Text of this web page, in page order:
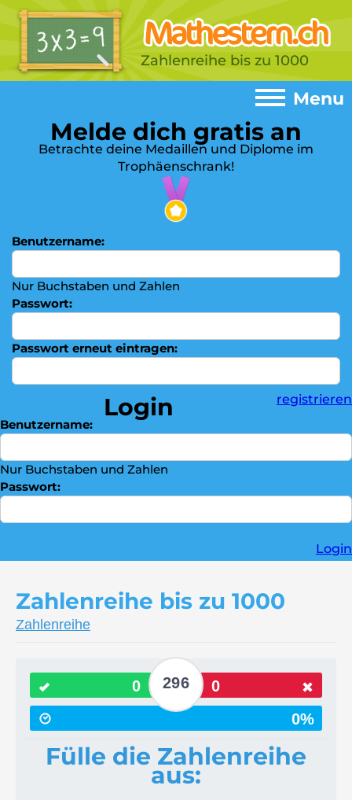
Zahlenreihe bis zu 1000
Melde dich gratis an
Betrachte deine Medaillen und Diplome im
Trophäenschrank!
Benutzername:
Nur Buchstaben und Zahlen
Passwort:
Passwort erneut eintragen:
registrieren
Login
Benutzername:
Nur Buchstaben und Zahlen
Passwort:
Login
Zahlenreihe bis zu 1000
Zahlenreihe
296
0
0
0%
Fülle die Zahlenreihe
aus:
Menu
Menu
► Addition
► Dividieren
► Bruchrechnen
Trophäenschrank